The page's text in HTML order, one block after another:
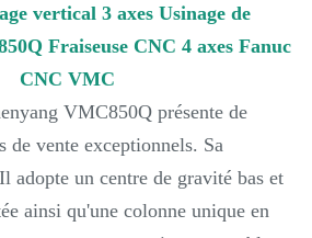
vertical 3 axes Usinage de
Fraiseuse CNC 4 axes Fanuc
CNC VMC
VMC850Q présente de
de vente exceptionnels. Sa
adopte un centre de gravité bas et
ainsi qu'une colonne unique en